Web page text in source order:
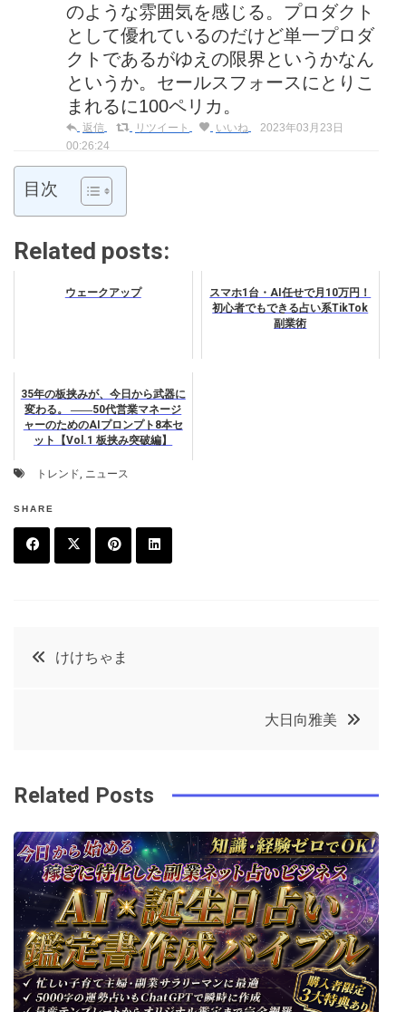
のような雰囲気を感じる。プロダクト
として優れているのだけど単一プロダ
クトであるがゆえの限界というかなん
というか。セールスフォースにとりこ
まれるに100ペリカ。
返信 リツイート いいね
2023年03月23日
00:26:24
目次
Related posts:
ウェークアップ
スマホ1台・AI任せで月10万円！
初心者でもできる占い系TikTok
副業術
35年の板挟みが、今日から武器に
変わる。 ――50代営業マネージ
ャーのためのAIプロンプト8本セ
ット【Vol.1 板挟み突破編】
トレンド, ニュース
SHARE
k
t
t
投
ビ
ゲ
ー
シ
ョ
けけちゃま
大日向雅美
Related Posts